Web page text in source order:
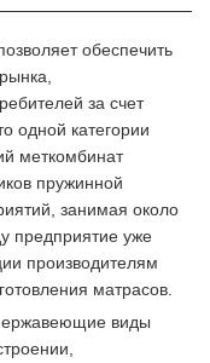
обеспечить
за счет
одной категории
меткомбинат
пружинной
занимая около
предприятие уже
производителям
матрасов.
виды